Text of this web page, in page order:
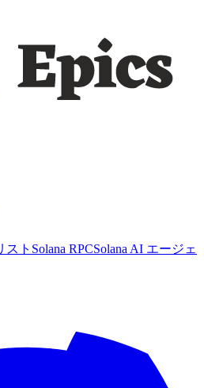
スト Solana RPCSolana AI エージェ